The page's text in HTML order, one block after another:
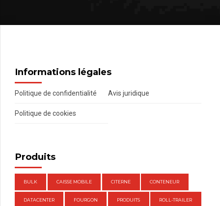
Informations légales
Politique de confidentialité Avis juridique
Politique de cookies
Produits
BULK CAISSE MOBILE CITERNE CONTENEUR
DATACENTER FOURGON PRODUITS ROLL-TRAILER